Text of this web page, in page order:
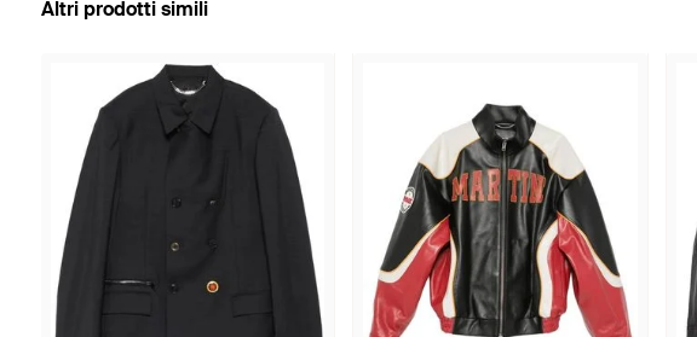
Altri prodotti simili